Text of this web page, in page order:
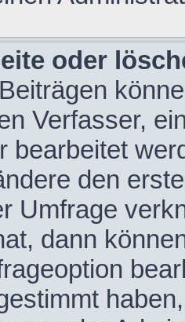
oder
Verfasser,
bearbeitet
den
Umfrage
dann